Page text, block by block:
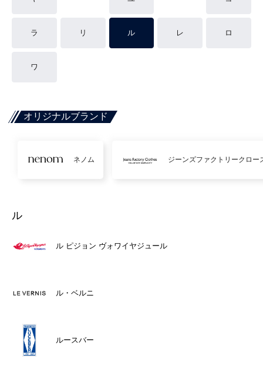
ラ リ ル レ ロ
ワ
オリジナルブランド
ネノム ジーンズファクトリークロー
ル
ル ピジョン ヴォワイヤジュール
ル・ベルニ
ルースバー